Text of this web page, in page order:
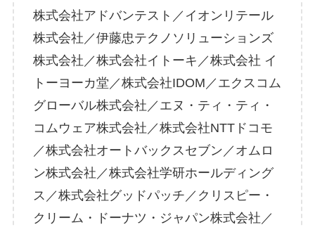
株式会社アドバンテスト／イオンリテール
株式会社／伊藤忠テクノソリューションズ
株式会社／株式会社イトーキ／株式会社 イ
トーヨーカ堂／株式会社IDOM／エクスコム
グローバル株式会社／エヌ・ティ・ティ・
コムウェア株式会社／株式会社NTTドコモ
／株式会社オートバックスセブン／オムロ
ン株式会社／株式会社学研ホールディング
ス／株式会社グッドパッチ／クリスピー・
クリーム・ドーナツ・ジャパン株式会社／